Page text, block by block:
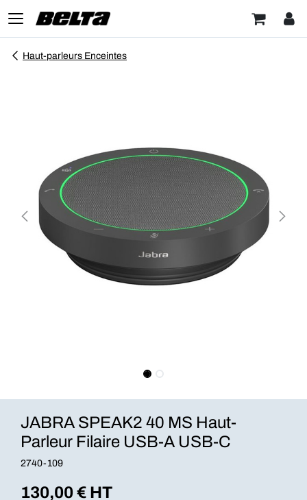
Haut-parleurs Enceintes
JABRA SPEAK2 40 MS Haut-
Parleur Filaire USB-A USB-C
2740-109
130,00€ HT